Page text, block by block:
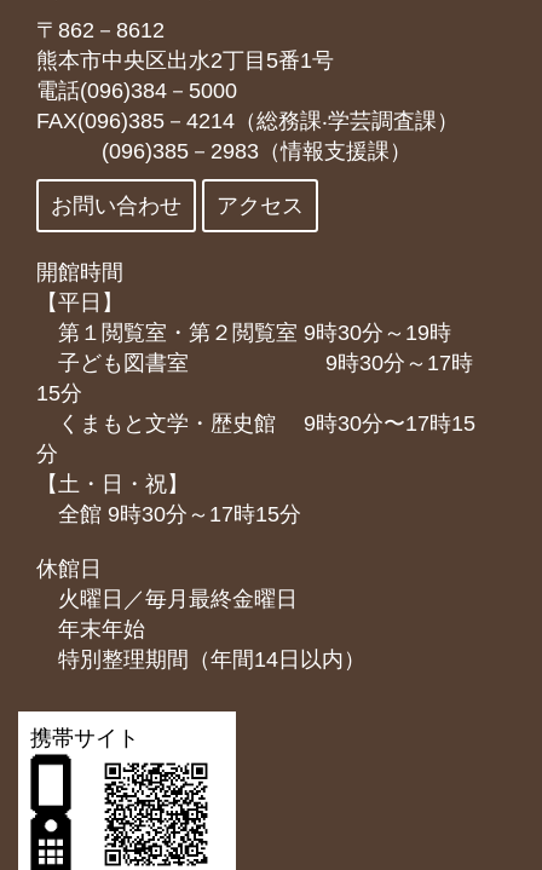
〒862－8612
熊本市中央区出水2丁目5番1号
電話(096)384－5000
FAX(096)385－4214（総務課‧学芸調査課）
(096)385－2983（情報支援課）
お問い合わせ アクセス
開館時間
【平日】
第１閲覧室・第２閲覧室 9時30分～19時
子ども図書室 9時30分～17時
15分
くまもと⽂学・歴史館 9時30分〜17時15
分
【土・日・祝】
全館 9時30分～17時15分
休館日
火曜日／毎月最終金曜日
年末年始
特別整理期間（年間14日以内）
携帯サイト